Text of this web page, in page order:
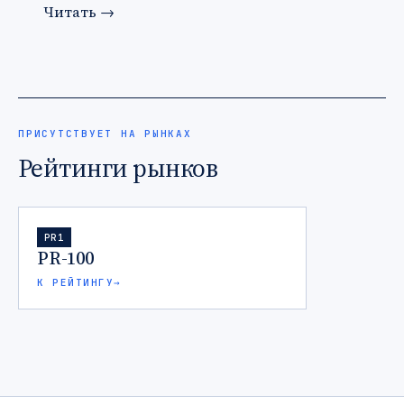
Читать →
ПРИСУТСТВУЕТ НА РЫНКАХ
Рейтинги рынков
PR1
PR-100
К РЕЙТИНГУ→